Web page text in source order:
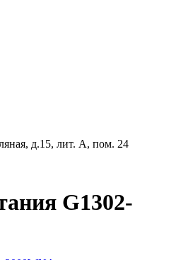
д.15, лит. А, пом. 24
G1302-